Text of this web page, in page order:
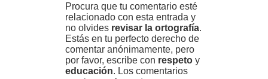
Procura que tu comentario esté
relacionado con esta entrada y
no olvides revisar la ortografía.
Estás en tu perfecto derecho de
comentar anónimamente, pero
por favor, escribe con respeto y
educación. Los comentarios